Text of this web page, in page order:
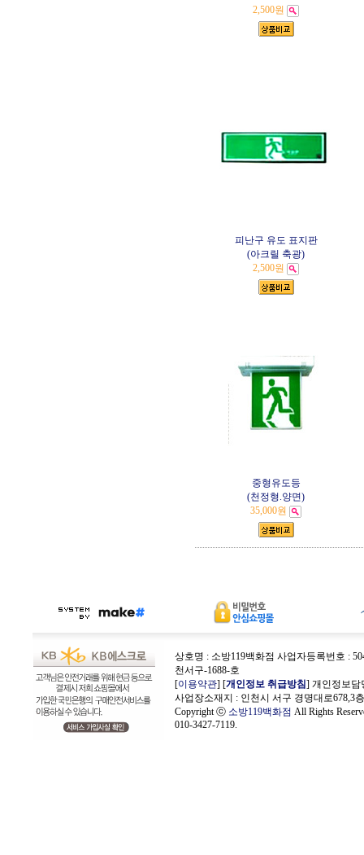
2,500원
피난구 유도 표지판
(아크릴 축광)
2,500원
중형유도등
(천정형.양면)
35,000원
상호명 : 소방119백화점 사업자등록번호 :
천서구-1688-호
[이용약관] [개인정보 취급방침] 개인정보
사업장소재지 : 인천시 서구 경명대로678,3
Copyright ⓒ 소방119백화점 All Rights
010-3427-7119.